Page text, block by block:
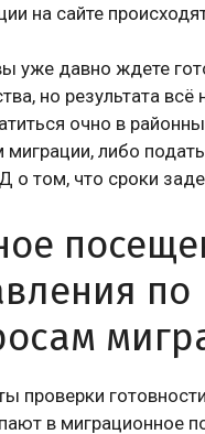
на сайте
уже давно ждете
но результата всё
очно в
миграции, либо
о том, что сроки
по
проверки
в миграционное